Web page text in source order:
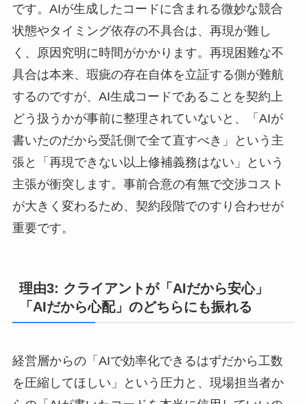
です。AIが生成したコードに含まれる微妙な競合
状態やタイミング依存の不具合は、再現が難し
く、原因究明に時間がかかります。再現困難な不
具合は本来、瑕疵の存在自体を立証する側が難航
するのですが、AI生成コードであることを契約上
どう扱うかが事前に整理されていないと、「AIが
書いたのだから受託側で全て直すべき」という主
張と「再現できない以上修補義務はない」という
主張が衝突します。事前合意の有無で交渉コスト
が大きく変わるため、契約段階でのすり合わせが
重要です。
理由3: クライアントが「AIだから安心」
「AIだから心配」のどちらにも振れる
経営層からの「AIで効率化できるはずだから工数
を圧縮してほしい」という圧力と、現場担当者か